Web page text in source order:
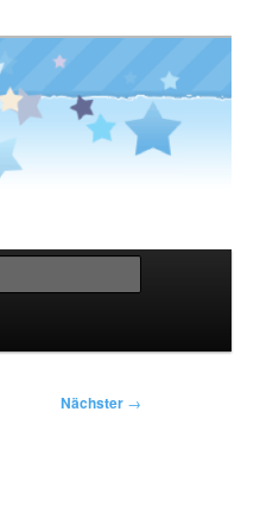
Nächster →